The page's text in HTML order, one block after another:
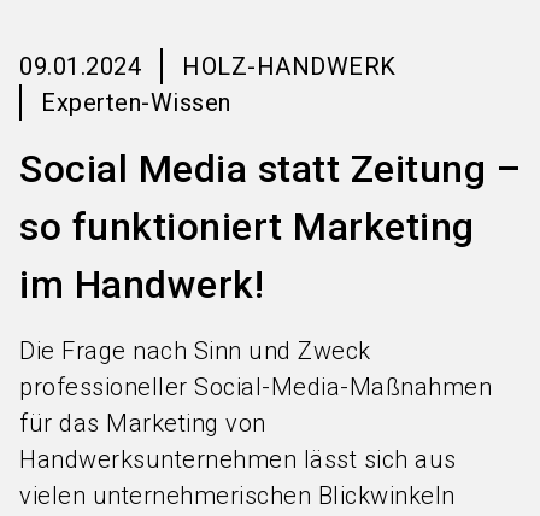
09.01.2024
HOLZ-HANDWERK
Experten-Wissen
Social Media statt Zeitung –
so funktioniert Marketing
im Handwerk!
Die Frage nach Sinn und Zweck
professioneller Social-Media-Maßnahmen
für das Marketing von
Handwerksunternehmen lässt sich aus
vielen unternehmerischen Blickwinkeln